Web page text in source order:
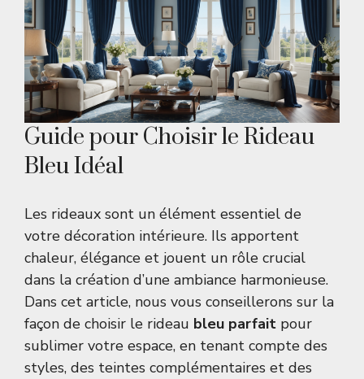
Guide pour Choisir le Rideau
Bleu Idéal
Les rideaux sont un élément essentiel de
votre décoration intérieure. Ils apportent
chaleur, élégance et jouent un rôle crucial
dans la création d’une ambiance harmonieuse.
Dans cet article, nous vous conseillerons sur la
façon de choisir le rideau bleu parfait pour
sublimer votre espace, en tenant compte des
styles, des teintes complémentaires et des